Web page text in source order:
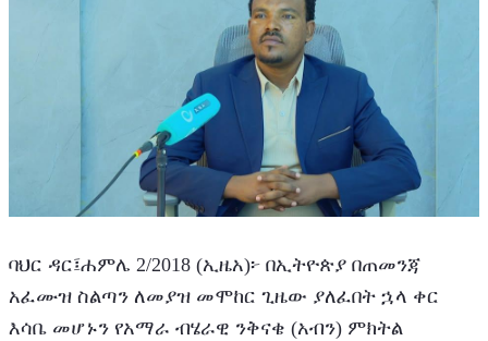
ባህር ዳር፤ሐምሌ 2/2018 (ኢዜአ)፦ በኢትዮጵያ በጠመንጃ
አፈሙዝ ስልጣን ለመያዝ መሞከር ጊዜው ያለፈበት ኋላ ቀር
እሳቤ መሆኑን የአማራ ብሄራዊ ንቅናቄ (አብን) ምክትል